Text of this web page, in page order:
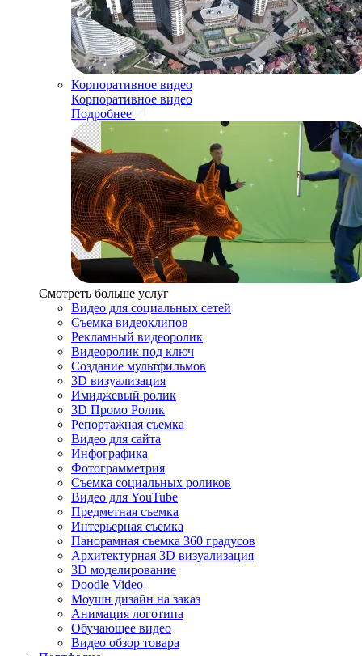
Корпоративное видео
Корпоративное видео
Подробнее
Смотреть больше услуг
Видео для социальных сетей
Съемка видеоклипов
Рекламный видеоролик
Видеоролик под ключ
Создание мультфильмов
3D визуализация
Имиджевый ролик
3D Промо Ролик
Репортажная съемка
Видео для сайта
Инфографика
Фотограмметрия
Съемка социальных роликов
Видео для YouTube
Предметная съемка
Интерьерная съемка
Панорамная съемка 360 градусов
Архитектурная 3D визуализация
3D моделирование
Doodle Video
Моушн дизайн на заказ
Анимация логотипа
Обучающее видео
Видео обзор товара